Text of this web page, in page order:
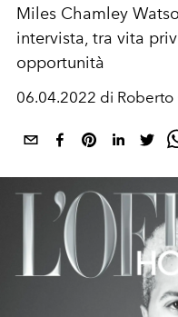
Mi les Chaml ey Watso
intervista, tra vita
opportunità
06.04.2022 di Roberto